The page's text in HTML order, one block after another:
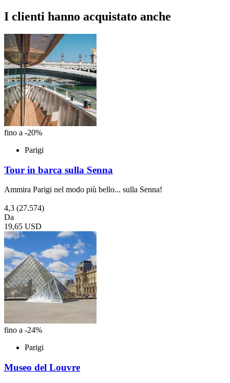
I clienti hanno acquistato anche
fino a -20%
Parigi
Tour in barca sulla Senna
Ammira Parigi nel modo più bello... sulla Senna!
4,3 (27.574)
Da
19,65 USD
fino a -24%
Parigi
Museo del Louvre